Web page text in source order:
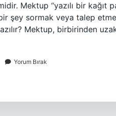
Mektup “yazılı bir kağıt
şey sormak veya talep
Mektup, birbirinden
Yorum Bırak